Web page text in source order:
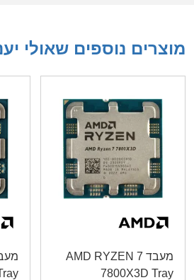
מוצרים נוספים שאולי
מעבד AMD RYZEN 7
7800X3D Tray